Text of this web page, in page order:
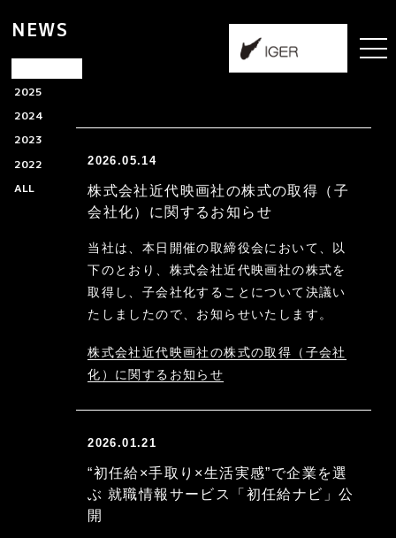
NEWS
2025
2024
2023
2022
ALL
2026.05.14
株式会社近代映画社の株式の取得（子
会社化）に関するお知らせ
当社は、本日開催の取締役会において、以
下のとおり、株式会社近代映画社の株式を
取得し、子会社化することについて決議い
たしましたので、お知らせいたします。
株式会社近代映画社の株式の取得（子会社
化）に関するお知らせ
2026.01.21
“初任給×手取り×生活実感”で企業を選
ぶ 就職情報サービス「初任給ナビ」公
開